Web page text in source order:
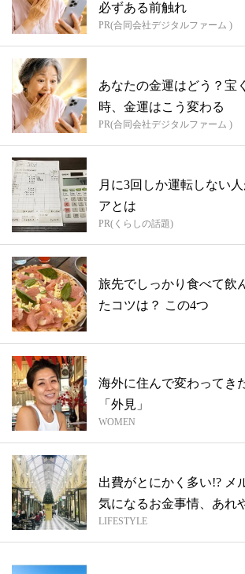
必ずある前触れ
PR(合同会社デジタルファーム )
あなたの金運はどう？宝
時、金運はこう変わる
PR(合同会社デジタルファーム )
月に3回しか運転しない
アとは
PR(くらしの話題)
旅先でしっかり食べて飲
たコツは？ この4つ
海外に住んで変わってき
「外見」
WOMEN
出費がとにかく多い!? メ
気になるお金事情、あれ
ま...
LIFESTYLE